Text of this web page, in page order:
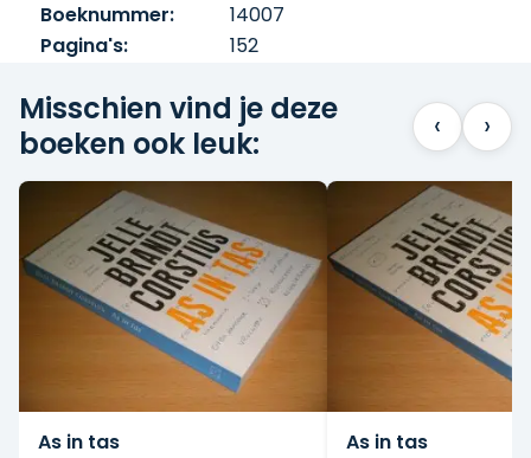
Boeknummer:
14007
Pagina's:
152
Misschien vind je deze
boeken ook leuk:
‹ ›
As in tas
As in tas